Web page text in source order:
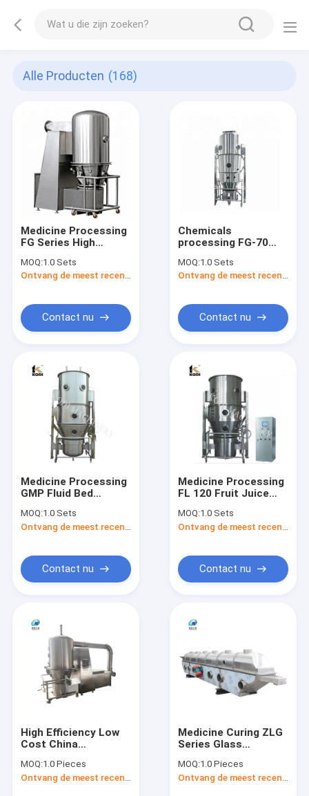
Alle Producten (168)
Medicine Processing
FG Series High
Dryer FG60 Fluid Bed
Dryer FG90 Grains
MOQ:1.0 Sets
Ontvang de meest recente Prijs
Contact nu
Chemicals
processing FG-70
machine or vertical
drying equipment
china
MOQ:1.0 Sets
Ontvang de meest recente Prijs
Contact nu
Medicine Processing
GMP Fluid Bed
Granulator Powder
MOQ:1.0 Sets
Contact nu
Medicine Processing
FL 120 Fruit Juice
Dryer and Granulator
MOQ:1.0 Sets
Contact nu
High Efficiency Low
Cost China
Series Food Grade
Vertical Boiling Fluid
MOQ:1.0 Pieces
Medicine Curing ZLG
Series Glass
Equipment Citric Acid
Vibrating Fluidized
MOQ:1.0 Pieces